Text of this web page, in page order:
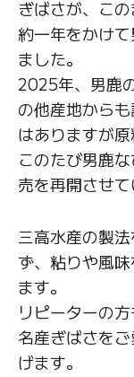
ぎばさが、こ
約一年をかけ
ました。
2025年、男鹿
の他産地から
はありますが原
このたび男鹿
売を再開させ
三高水産の製
ず、粘りや風
ます。
リピーターの
名産ぎばさを
げます。